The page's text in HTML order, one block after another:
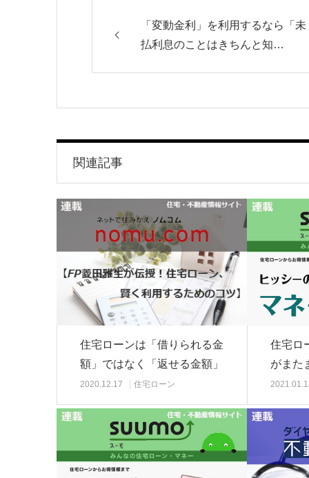
「変動金利」を利用するなら「未
払利息のことはきちんと知…
関連記事
住宅ローンは「借りられる金
額」ではなく「返せる金額」
で組むのが最も重…
2020.12.17 住宅ローン
住宅ロ
がまた
いにか